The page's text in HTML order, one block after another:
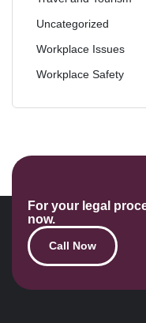
Uncategorized
Workplace Issues
Workplace Safety
For your legal
now.
Call Now